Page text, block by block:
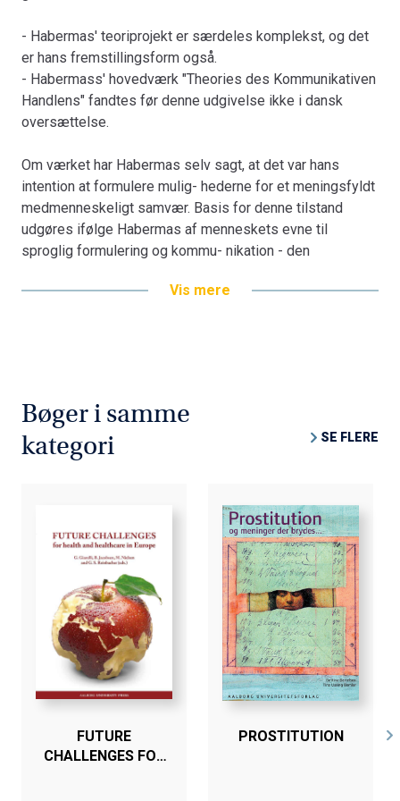
- Habermas' teoriprojekt er særdeles komplekst, og det
er hans fremstillingsform også.
- Habermass' hovedværk "Theories des Kommunikativen
Handlens" fandtes før denne udgivelse ikke i dansk
oversættelse.
Om værket har Habermas selv sagt, at det var hans
intention at formulere mulig- hederne for et meningsfyldt
medmenneskeligt samvær. Basis for denne tilstand
udgøres ifølge Habermas af menneskets evne til
sproglig formulering og kommu- nikation - den
Vis mere
Bøger i samme
kategori
SE FLERE
FUTURE
CHALLENGES FOR
PROSTITUTION